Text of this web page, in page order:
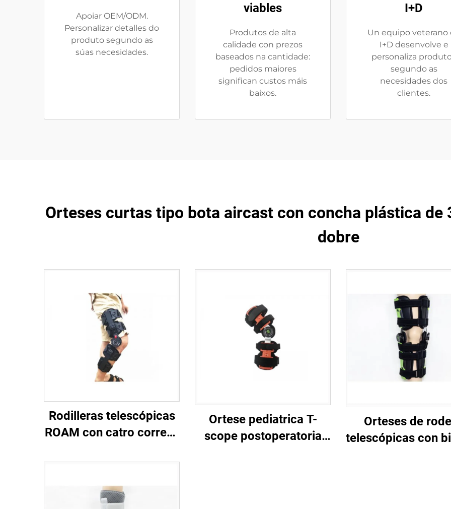
Apoiar OEM/ODM.
Personalizar detalles do
produto segundo as
súas necesidades.
viables
Produtos de alta
calidade con prezos
baseados na cantidade:
pedidos maiores
significan custos máis
baixos.
I+D
Un equipo veterano
I+D desenvolve e
personaliza
segundo as
necesidades dos
clientes.
Orteses curtas tipo bota aircast con concha plástica de
dobre
Rodilleras telescópicas
ROAM con catro correas
personalizado de
Ortese pediatrica T-
scope postoperatoria
Orteses de
telescópicas con